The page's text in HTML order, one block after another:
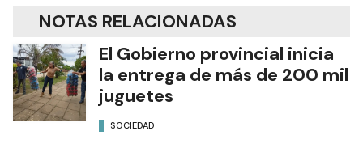
NOTAS RELACIONADAS
El Gobierno provincial inicia
la entrega de más de 200 mil
juguetes
SOCIEDAD